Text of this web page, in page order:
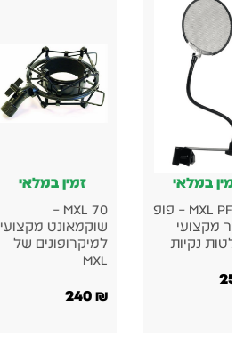
זמין במלאי
MXL PF-003 – פופ
מקצועי
נקיות
זמין במלאי
MXL 70 –
שוקמאונט מקצועי
למיקרופונים של
MXL
₪
240